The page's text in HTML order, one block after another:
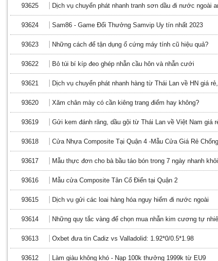
93625 Dịch vụ chuyển phát nhanh tranh sơn dầu đi nước ngoài
93624 Sam86 - Game Đổi Thưởng Samvip Uy tín nhất 2023
93623 Những cách để tận dụng ổ cứng máy tính cũ hiệu quả?
93622 Bỏ túi bí kíp đeo ghép nhẫn cầu hôn và nhẫn cưới
93621 Dịch vụ chuyển phát nhanh hàng từ Thái Lan về HN giá
93620 Xăm chân mày có cần kiêng trang điểm hay không?
93619 Gửi kem đánh răng, dầu gội từ Thái Lan về Việt Nam giá
93618 Cửa Nhựa Composite Tại Quận 4 -Mẫu Cửa Giá Rẻ
93617 Mẫu thực đơn cho bà bầu táo bón trong 7 ngày nhanh khỏi
93616 Mẫu cửa Composite Tân Cổ Điển tại Quận 2
93615 Dịch vụ gửi các loai hàng hóa nguy hiểm đi nước ngoài
93614 Những quy tắc vàng để chọn mua nhẫn kim cương tự
93613 Oxbet đưa tin Cadiz vs Valladolid: 1.92*0/0.5*1.98
93612 Làm giàu không khó - Nạp 100k thưởng 1999k từ EU9